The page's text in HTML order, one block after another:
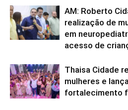
AM: Roberto
realização de
em
acesso de
Thaisa Cidade
mulheres e
fortalecimento